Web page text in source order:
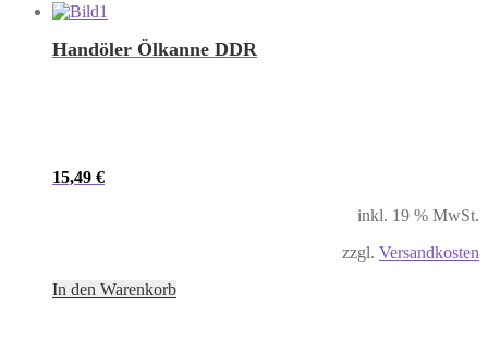
Handöler Ölkanne DDR
15,49 €
inkl. 19 % MwSt.
zzgl. Versandkosten
In den Warenkorb